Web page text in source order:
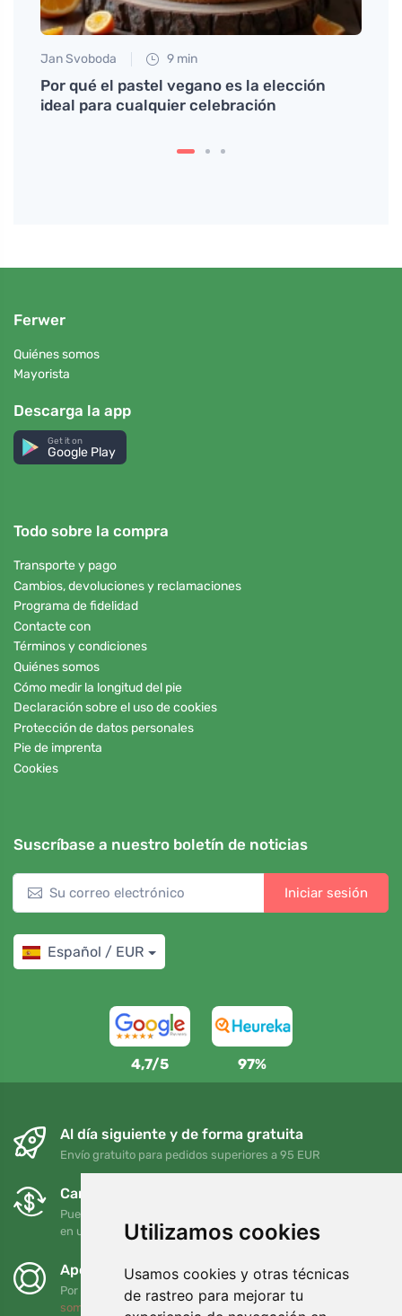
Utilizamos cookies
Usamos cookies y otras técnicas
de rastreo para mejorar tu
Jan Svoboda 9 min
Por qué el pastel vegano es la elección
ideal para cualquier celebración
Ferwer
Quiénes somos
Mayorista
Descarga la app
Get it on
Google Play
Todo sobre la compra
Transporte y pago
Cambios, devoluciones y reclamaciones
Programa de fidelidad
Contacte con
Términos y condiciones
Quiénes somos
Cómo medir la longitud del pie
Declaración sobre el uso de cookies
Protección de datos personales
Pie de imprenta
Cookies
Suscríbase a nuestro boletín de noticias
Iniciar sesión
Español / EUR
4,7/5 97%
Al día siguiente y de forma gratuita
Envío gratuito para pedidos superiores a 95 EUR
Cambios y devoluciones gratuitos
Puede devolver o cambiar su pedido en cualquier momento
en un plazo de 90 días
Apoyamos a Trees.org
Por cada pedido plantamos un árbol. Leer más
somos